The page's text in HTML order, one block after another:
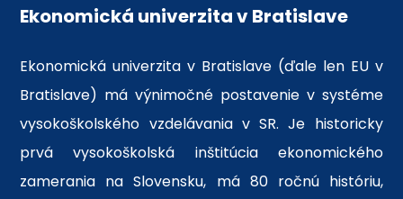
Ekonomická univerzita v Bratislave
Ekonomická univerzita v Bratislave (ďale len EU v
Bratislave) má výnimočné postavenie v systéme
vysokoškolského vzdelávania v SR. Je historicky
prvá vysokoškolská inštitúcia ekonomického
zamerania na Slovensku, má 80 ročnú históriu,